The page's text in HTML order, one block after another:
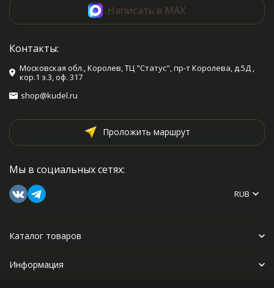
Написать в MAX
Контакты:
Московская обл., Королев, ТЦ "Статус", пр-т Королева, д.5Д ,
кор.1 э.3, оф. 317
shop@kudel.ru
Проложить маршрут
Мы в социальных сетях:
RUB
Каталог товаров
Информация